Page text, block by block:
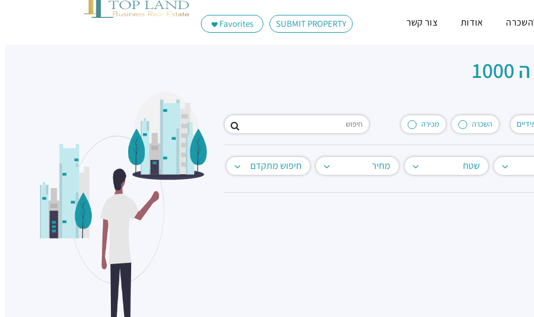
SUBMIT PROPERTY
Favorites אודות צור קשר
השכרה מכירה
שטח מחיר חיפוש מתקדם